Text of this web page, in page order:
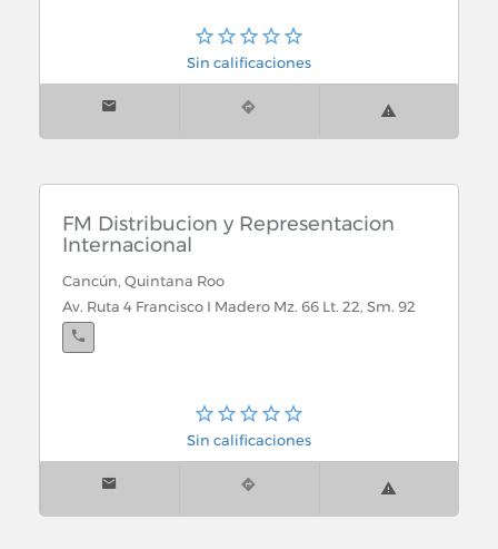
Sin calificaciones
FM Distribucion y Representacion
Internacional
Cancún, Quintana Roo
Av. Ruta 4 Francisco I Madero Mz. 66 Lt. 22, Sm. 92
Sin calificaciones